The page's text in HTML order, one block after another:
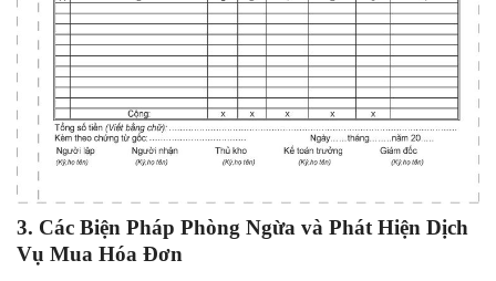
3. Các Biện Pháp Phòng Ngừa và Phát Hiện Dịch
Vụ Mua Hóa Đơn